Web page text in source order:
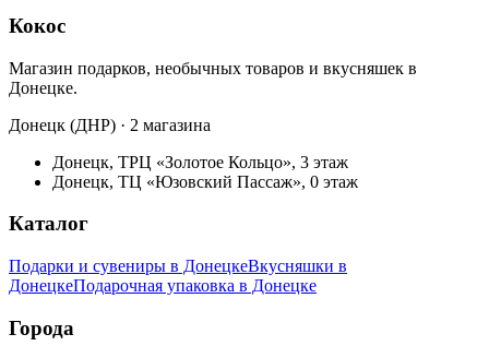
Кокос
Магазин подарков, необычных товаров и вкусняшек в
Донецке.
Донецк (ДНР) · 2 магазина
Донецк, ТРЦ «Золотое Кольцо», 3 этаж
Донецк, ТЦ «Юзовский Пассаж», 0 этаж
Каталог
Подарки и сувениры в ДонецкеВкусняшки в
ДонецкеПодарочная упаковка в Донецке
Города